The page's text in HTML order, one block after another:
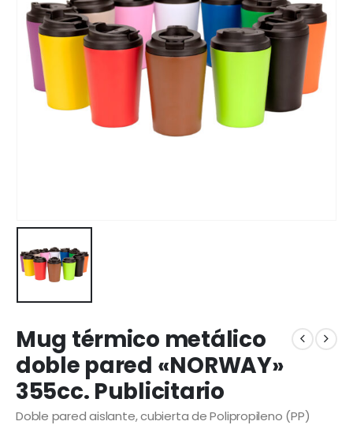
Mug térmico metálico
doble pared «NORWAY»
355cc. Publicitario
Doble pared aislante, cubierta de Polipropileno (PP)